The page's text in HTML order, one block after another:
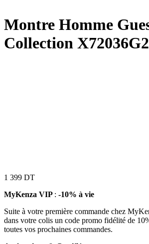
Montre Homme
Collection
1 399 DT
MyKenza VIP : -10% à vie
Suite à votre première commande chez
dans votre colis un code promo fidélité de
toutes vos prochaines commandes.